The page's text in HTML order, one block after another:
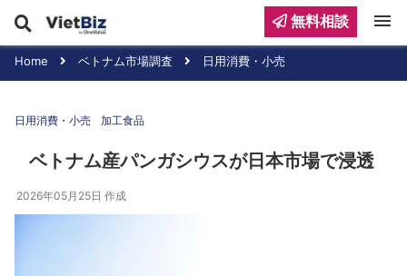
Home ベトナム市場調査 日用消費・小売
日用消費・小売 加工食品
ベトナム産パンガシウスが日本市場で浸透
2026年05月25日 作成
無料相談 menu